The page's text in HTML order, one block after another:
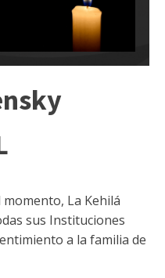
La Kehilá
sus Instituciones
a la familia de